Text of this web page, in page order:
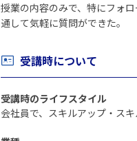
授業の内容のみで、特にフォ
通して気軽に質問ができた。
受講時について
受講時のライフスタイル
会社員で、スキルアップ・ス